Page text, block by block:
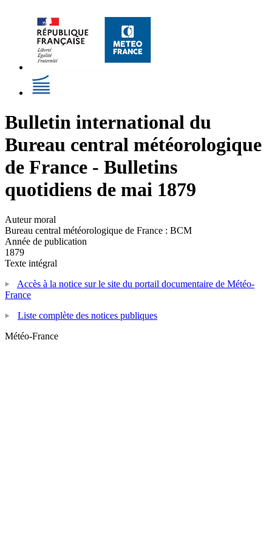
Bulletin international du
Bureau central météorologique
de France - Bulletins
quotidiens de mai 1879
Auteur moral
Bureau central météorologique de France : BCM
Année de publication
1879
Texte intégral
Accès à la notice sur le site du portail documentaire de Météo-
France
Liste complète des notices publiques
Météo-France